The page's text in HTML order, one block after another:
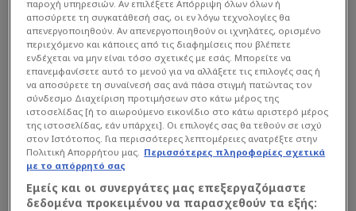
Ντε Μπρούινε, Κέβιν
57' Ελεύθερο Πίζα
55' Επαναφορά Νάπολι
53'
Κίτρινη κάρτα Νάπολι
Ελμάς, Ελζίφ
53'
Κίτρινη κάρτα Πίζα
παροχή υπηρεσιών. Αν επιλέξετε Απόρριψη όλων όλων ή
αποσύρετε τη συγκατάθεσή σας, οι εν λόγω τεχνολογίες θα
απενεργοποιηθούν. Αν απενεργοποιηθούν οι ιχνηλάτες, ορισμένο
περιεχόμενο και κάποιες από τις διαφημίσεις που βλέπετε
ενδέχεται να μην είναι τόσο σχετικές με εσάς. Μπορείτε να
επανεμφανίσετε αυτό το μενού για να αλλάξετε τις επιλογές σας ή
να αποσύρετε τη συναίνεσή σας ανά πάσα στιγμή πατώντας τον
σύνδεσμο Διαχείριση προτιμήσεων στο κάτω μέρος της
ιστοσελίδας [ή το αιωρούμενο εικονίδιο στο κάτω αριστερό μέρος
της ιστοσελίδας, εάν υπάρχει]. Οι επιλογές σας θα τεθούν σε ισχύ
στον Ιστότοπος. Για περισσότερες λεπτομέρειες ανατρέξτε στην
Πολιτική Απορρήτου μας. Περισσότερες πληροφορίες σχετικά
με το απόρρητό σας
Εμείς και οι συνεργάτες μας επεξεργαζόμαστε
δεδομένα προκειμένου να παρασχεθούν τα εξής: